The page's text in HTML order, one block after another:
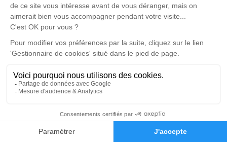
Faire-part Hommages
Un service de plantation d’arbre hommage est
disponible ici
Je rends hommage
Cérémonie
samedi 18 décembre 2021 à 10h00
38270 Beaurepaire